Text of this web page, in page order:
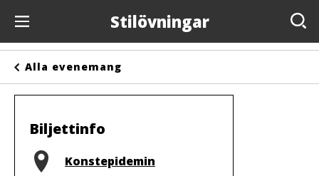
Stilövningar
Anslagstavlan
Arrangörer
Kontakta oss
Alla evenemang
Biljettinfo
Plats
Konstepidemin